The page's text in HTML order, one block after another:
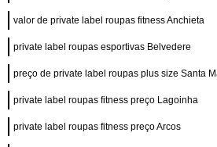
valor de private label roupas fitness Anchieta
private label roupas esportivas Belvedere
preço de private label roupas plus size Santa
private label roupas fitness preço Lagoinha
private label roupas fitness preço Arcos